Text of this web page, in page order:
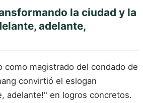
la ciudad y la
adelante,
como magistrado del condado de
convirtió el eslogan
adelante!" en logros concretos.